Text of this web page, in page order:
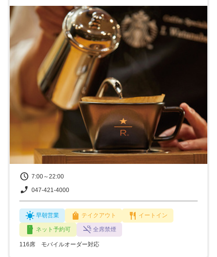
7:00～22:00
047-421-4000
早朝営業 テイクアウト イートイン
ネット予約可 全席禁煙
116席 モバイルオーダー対応